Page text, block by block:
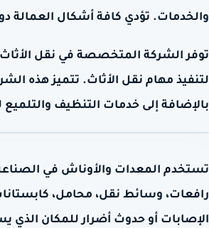
والخدمات. تؤدي كافة أشكال العمالة
توفر الشركة المتخصصة في نقل
لتنفيذ مهام نقل الأثاث. تتميز هذه
بالإضافة إلى خدمات التنظيف والتلميع
تستخدم المعدات والأوناش في الصناعة
رافعات، وسائط نقل، محامل،
الإصابات أو حدوث أضرار للمكان الذي